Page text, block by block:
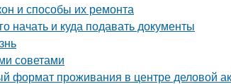
и способы их ремонта
начать и куда подавать документы
советами
проживания в центре деловой